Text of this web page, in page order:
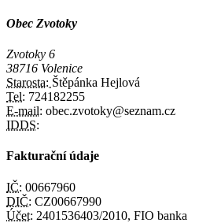
Obec Zvotoky
Zvotoky 6
38716 Volenice
Starosta: Štěpánka Hejlová
Tel: 724182255
E-mail: obec.zvotoky@seznam.cz
IDDS:
Fakturační údaje
IČ: 00667960
DIČ: CZ00667990
Účet: 2401536403/2010, FIO banka